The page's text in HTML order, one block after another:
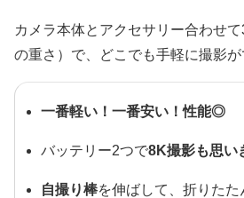
カメラ本体とアクセサリー合わせ
の重さ）で、どこでも手軽に撮影が
一番軽い！一番安い！性能◎
バッテリー2つで8K撮影も思い
自撮り棒を伸ばして、折りたた